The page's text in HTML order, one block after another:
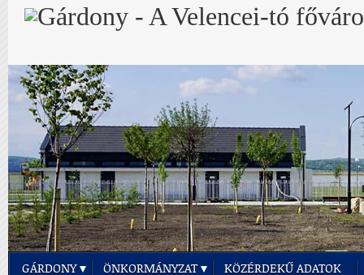
GÁRDONY ÖNKORMÁNYZAT KÖZÉRDEKŰ ADATOK